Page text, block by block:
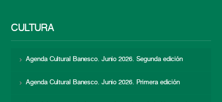
CULTURA
Agenda Cultural Banesco. Junio 2026. Segunda edición
Agenda Cultural Banesco. Junio 2026. Primera edición